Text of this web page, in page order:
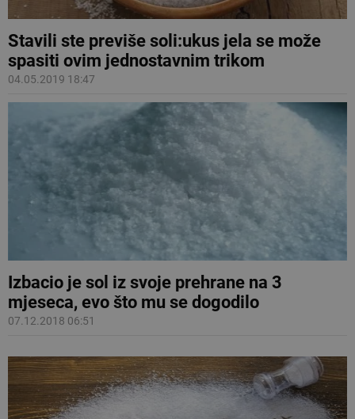
Stavili ste previše soli:ukus jela se može
spasiti ovim jednostavnim trikom
04.05.2019 18:47
Izbacio je sol iz svoje prehrane na 3
mjeseca, evo što mu se dogodilo
07.12.2018 06:51